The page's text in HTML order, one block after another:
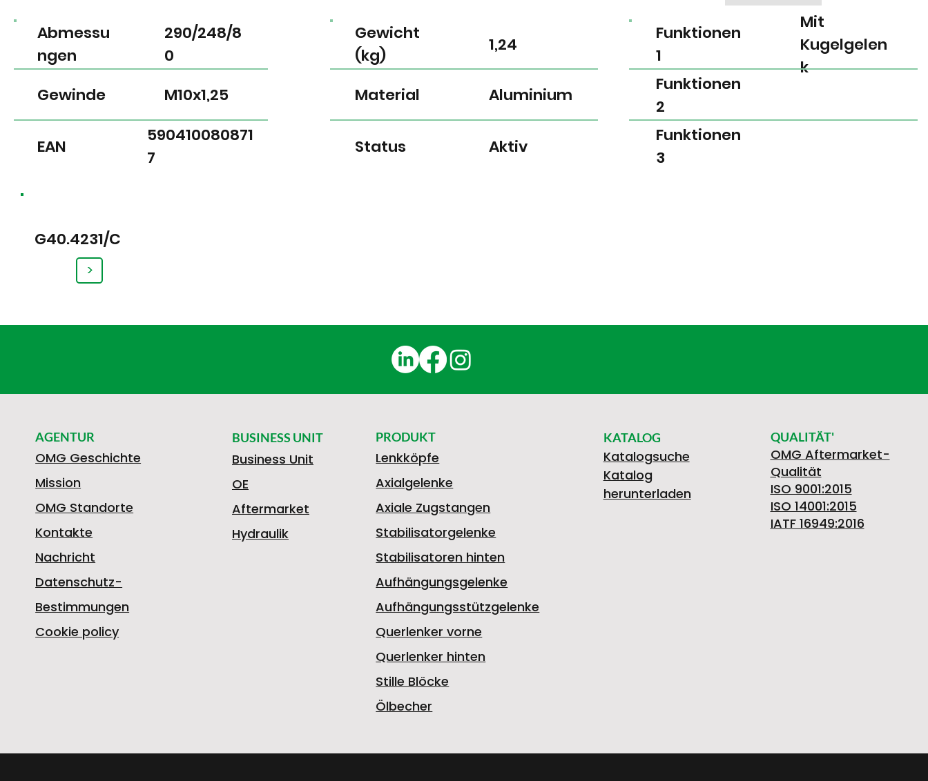
G40.4231/C
>
EAN
Gewinde
Abmessu
ngen
590410080871
7
M10x1,25
290/248/8
0
Gewicht
(kg)
Material
Status
1,24
Aluminium
Aktiv
Funktionen
1
Funktionen
2
Funktionen
3
Mit
Kugelgelen
k
BUSINESS UNIT
Business Unit
OE
Aftermarket
Hydraulik
PRODUKT
Lenkköpfe
Axialgelenke
Axiale Zugstangen
Stabilisatorgelenke
Stabilisatoren hinten
Aufhängungsgelenke
Aufhängungsstützgelenke
Querlenker vorne
Querlenker hinten
Stille Blöcke
Ölbecher
KATALOG
Katalogsuche
Katalog
herunterladen
QUALITÄT'
OMG Aftermarket-
Qualität
ISO 9001:2015
ISO 14001:2015
IATF 16949:2016
AGENTUR
OMG Geschichte
Mission
OMG Standorte
Kontakte
Nachricht
Datenschutz-
Bestimmungen
Cookie policy